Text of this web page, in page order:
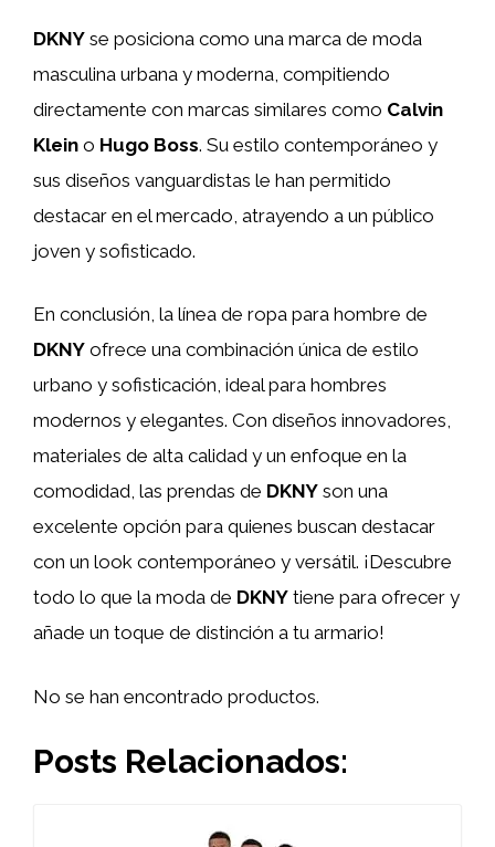
DKNY se posiciona como una marca de moda
masculina urbana y moderna, compitiendo
directamente con marcas similares como Calvin
Klein o Hugo Boss. Su estilo contemporáneo y
sus diseños vanguardistas le han permitido
destacar en el mercado, atrayendo a un público
joven y sofisticado.
En conclusión, la línea de ropa para hombre de
DKNY ofrece una combinación única de estilo
urbano y sofisticación, ideal para hombres
modernos y elegantes. Con diseños innovadores,
materiales de alta calidad y un enfoque en la
comodidad, las prendas de DKNY son una
excelente opción para quienes buscan destacar
con un look contemporáneo y versátil. ¡Descubre
todo lo que la moda de DKNY tiene para ofrecer y
añade un toque de distinción a tu armario!
No se han encontrado productos.
Posts Relacionados: